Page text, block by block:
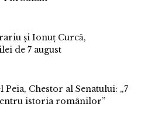
și Ionuț Curcă,
de 7 august
Peia, Chestor al Senatului: „7
istoria românilor”